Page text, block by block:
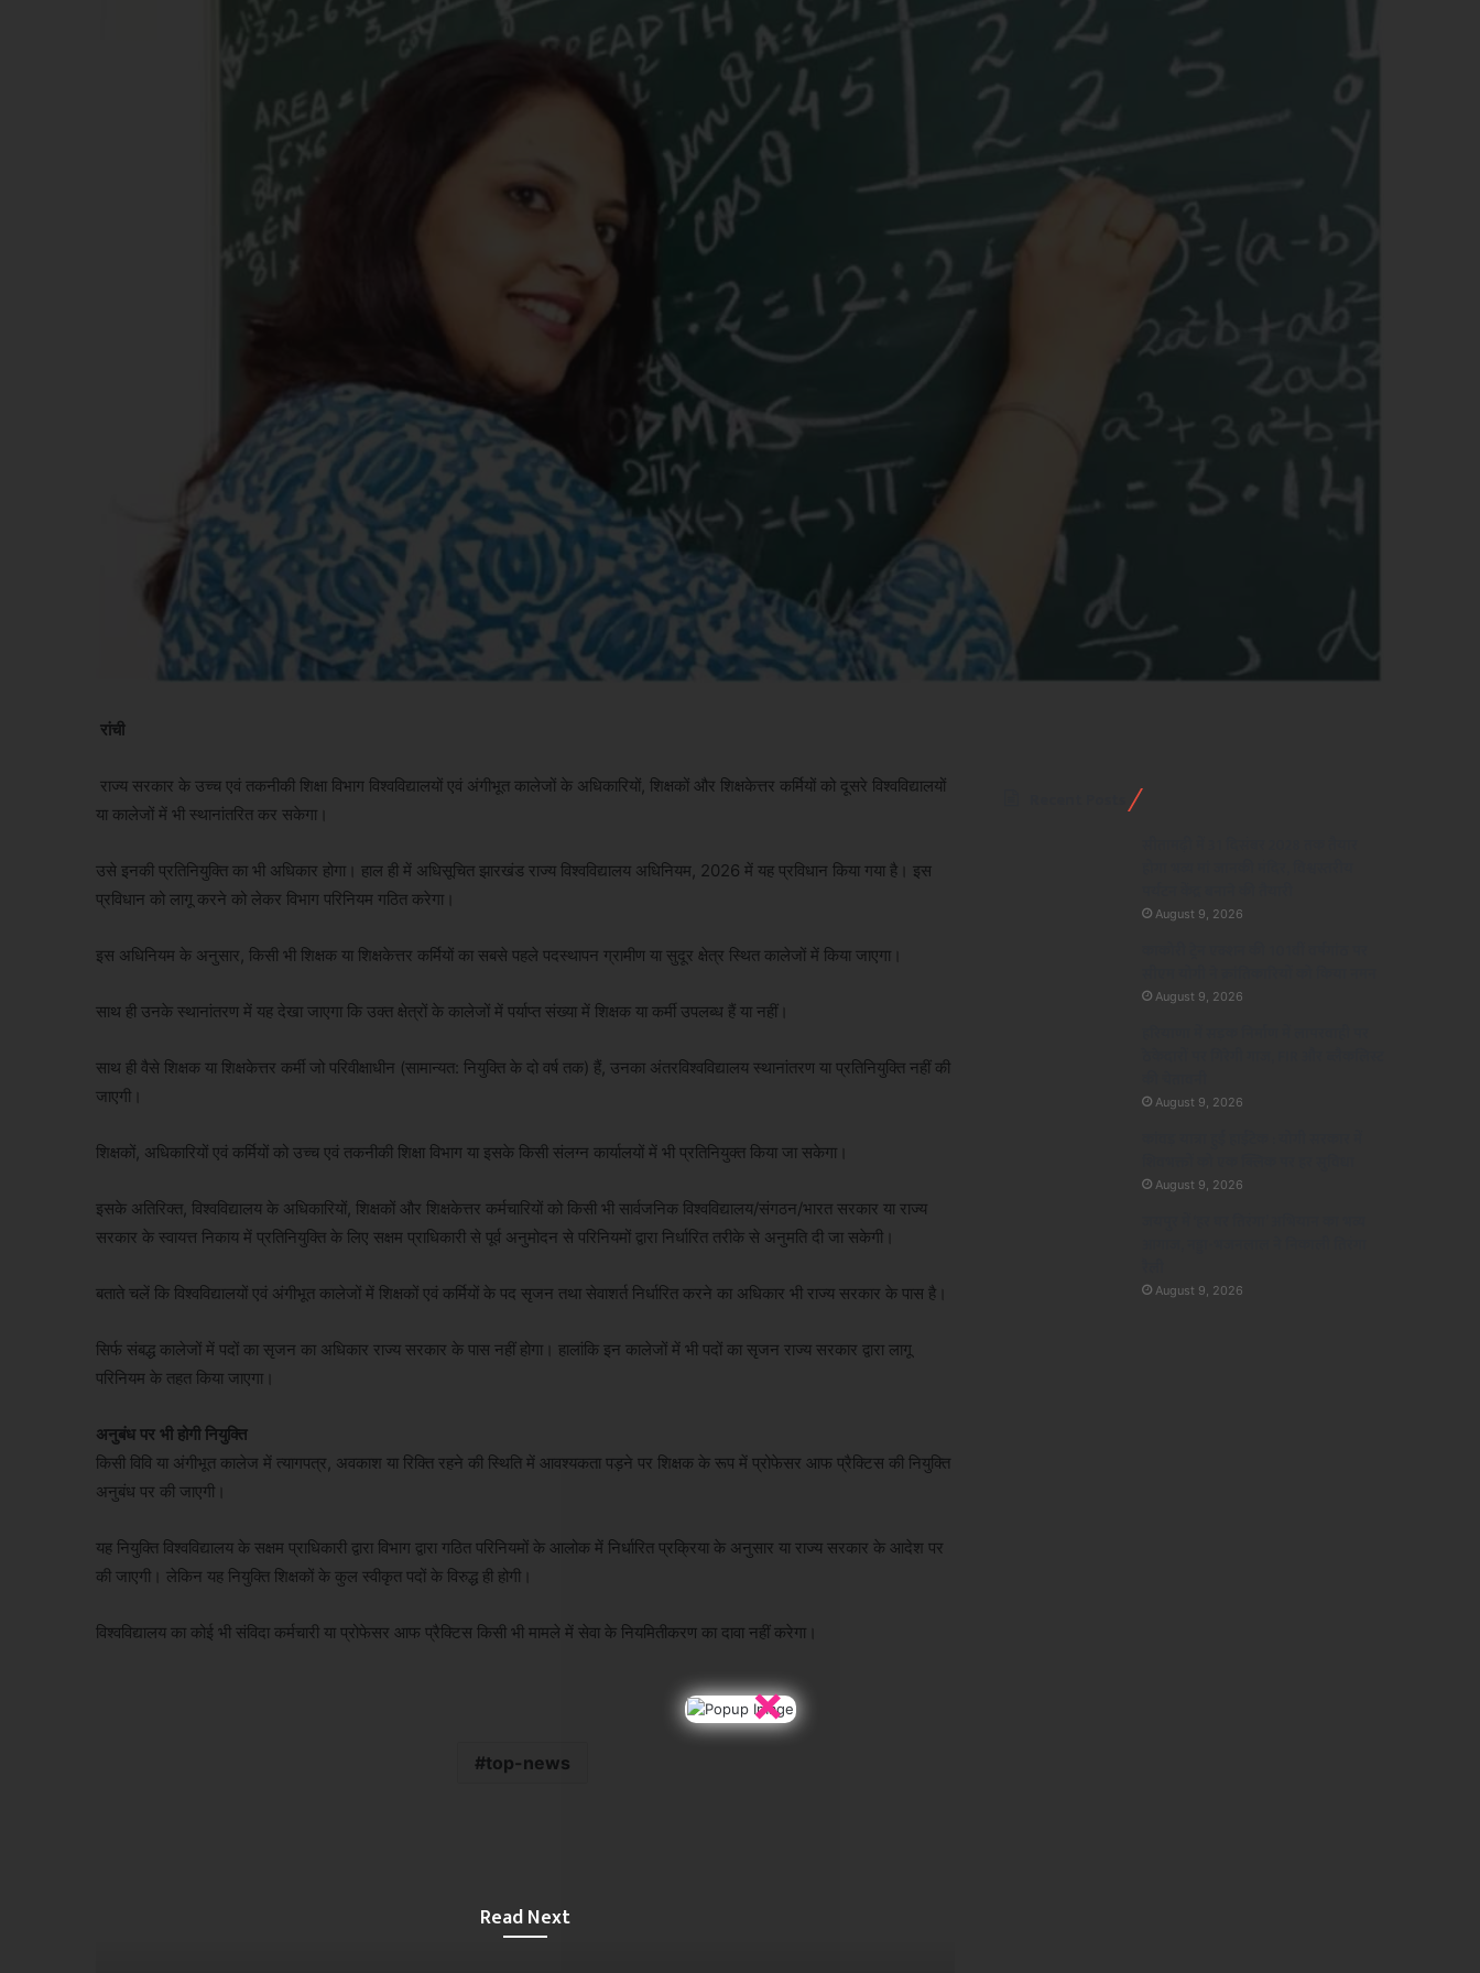
रांची
राज्य सरकार के उच्च एवं तकनीकी शिक्षा विभाग विश्वविद्यालयों एवं अंगीभूत कालेजों के अधिकारियों, शिक्षकों और शिक्षकेत्तर कर्मियों को दूसरे विश्वविद्यालयों
या कालेजों में भी स्थानांतरित कर सकेगा।
उसे इनकी प्रतिनियुक्ति का भी अधिकार होगा। हाल ही में अधिसूचित झारखंड राज्य विश्वविद्यालय अधिनियम, 2026 में यह प्रविधान किया गया है। इस
प्रविधान को लागू करने को लेकर विभाग परिनियम गठित करेगा।
इस अधिनियम के अनुसार, किसी भी शिक्षक या शिक्षकेत्तर कर्मियों का सबसे पहले पदस्थापन ग्रामीण या सुदूर क्षेत्र स्थित कालेजों में किया जाएगा।
साथ ही उनके स्थानांतरण में यह देखा जाएगा कि उक्त क्षेत्रों के कालेजों में पर्याप्त संख्या में शिक्षक या कर्मी उपलब्ध हैं या नहीं।
साथ ही वैसे शिक्षक या शिक्षकेत्तर कर्मी जो परिवीक्षाधीन (सामान्यत: नियुक्ति के दो वर्ष तक) हैं, उनका अंतरविश्वविद्यालय स्थानांतरण या प्रतिनियुक्ति नहीं की
जाएगी।
शिक्षकों, अधिकारियों एवं कर्मियों को उच्च एवं तकनीकी शिक्षा विभाग या इसके किसी संलग्न कार्यालयों में भी प्रतिनियुक्त किया जा सकेगा।
इसके अतिरिक्त, विश्वविद्यालय के अधिकारियों, शिक्षकों और शिक्षकेत्तर कर्मचारियों को किसी भी सार्वजनिक विश्वविद्यालय/संगठन/भारत सरकार या राज्य
सरकार के स्वायत्त निकाय में प्रतिनियुक्ति के लिए सक्षम प्राधिकारी से पूर्व अनुमोदन से परिनियमों द्वारा निर्धारित तरीके से अनुमति दी जा सकेगी।
बताते चलें कि विश्वविद्यालयों एवं अंगीभूत कालेजों में शिक्षकों एवं कर्मियों के पद सृजन तथा सेवाशर्त निर्धारित करने का अधिकार भी राज्य सरकार के पास है।
सिर्फ संबद्ध कालेजों में पदों का सृजन का अधिकार राज्य सरकार के पास नहीं होगा। हालांकि इन कालेजों में भी पदों का सृजन राज्य सरकार द्वारा लागू
परिनियम के तहत किया जाएगा।
अनुबंध पर भी होगी नियुक्ति
किसी विवि या अंगीभूत कालेज में त्यागपत्र, अवकाश या रिक्ति रहने की स्थिति में आवश्यकता पड़ने पर शिक्षक के रूप में प्रोफेसर आफ प्रैक्टिस की नियुक्ति
अनुबंध पर की जाएगी।
यह नियुक्ति विश्वविद्यालय के सक्षम प्राधिकारी द्वारा विभाग द्वारा गठित परिनियमों के आलोक में निर्धारित प्रक्रिया के अनुसार या राज्य सरकार के आदेश पर
की जाएगी। लेकिन यह नियुक्ति शिक्षकों के कुल स्वीकृत पदों के विरुद्ध ही होगी।
विश्वविद्यालय का कोई भी संविदा कर्मचारी या प्रोफेसर आफ प्रैक्टिस किसी भी मामले में सेवा के नियमितीकरण का दावा नहीं करेगा।
top-news
Read Next
×
August 9, 2026
August 9, 2026
August 9, 2026
August 9, 2026
August 9, 2026